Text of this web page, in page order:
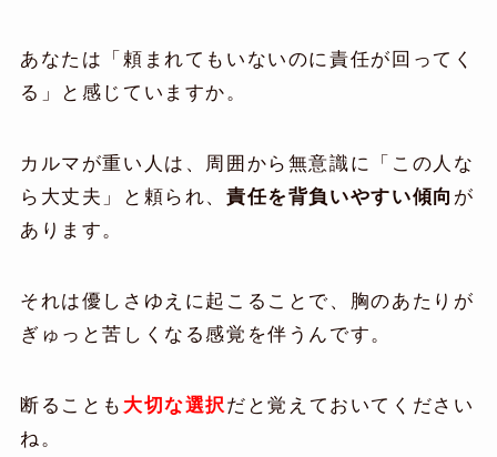
あなたは「頼まれてもいないのに責任が回ってく
る」と感じていますか。
カルマが重い人は、周囲から無意識に「この人な
ら大丈夫」と頼られ、責任を背負いやすい傾向 が
あります。
それは優しさゆえに起こることで、胸のあたりが
ぎゅっと苦しくなる感覚を伴うんです。
断ることも 大切な選択だと覚えておいてください
ね。